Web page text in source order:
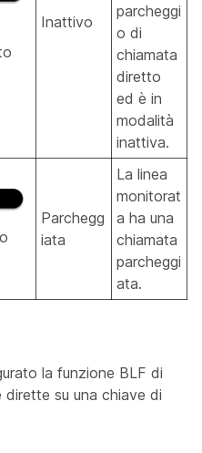
Inattivo
parcheggi
o di
chiamata
diretto
ed è in
modalità
inattiva.
Parchegg
iata
La linea
monitorat
a ha una
chiamata
parcheggi
ata.
la funzione BLF di
dirette su una chiave di